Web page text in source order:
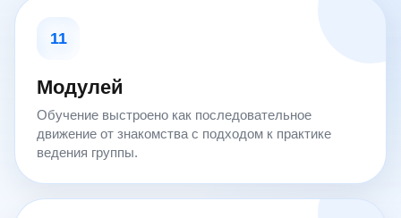
11
Модулей
Обучение выстроено как последовательное
движение от знакомства с подходом к практике
ведения группы.